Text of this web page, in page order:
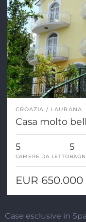
CROAZIA LAURANA
Casa molto
5
CAMERE DA LETTO
5
EUR 650.000
Case esclusive in